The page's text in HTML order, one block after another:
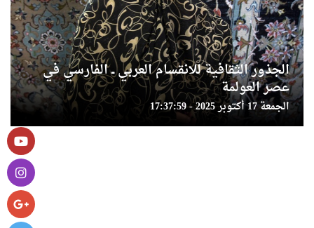
الجذور الثقافية للانقسام العربي ــ الفارسي في
عصر العولمة
الجمعة 17 أكتوبر 2025 - 17:37:59